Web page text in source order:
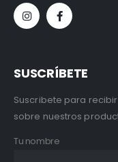
SUSCRÍBETE
Suscribete para
sobre nuestros
Tu nombre